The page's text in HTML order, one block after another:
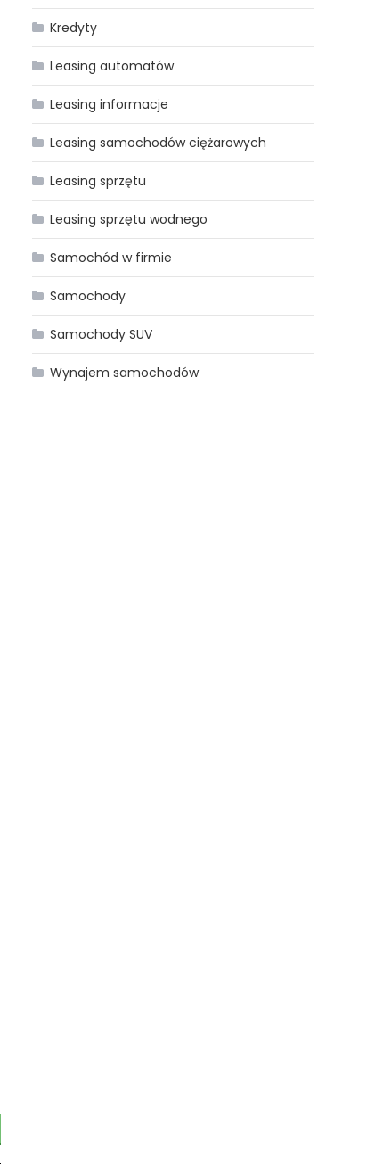
Kredyty
Leasing automatów
Leasing informacje
Leasing samochodów ciężarowych
Leasing sprzętu
Leasing sprzętu wodnego
Samochód w firmie
Samochody
Samochody SUV
Wynajem samochodów